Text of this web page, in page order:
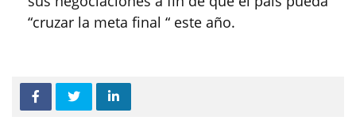
“cruzar la meta final “ este año.